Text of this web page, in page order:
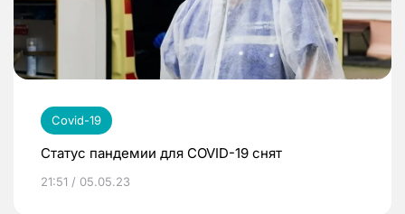
Covid-19
Статус пандемии для COVID-19 снят
21:51 / 05.05.23